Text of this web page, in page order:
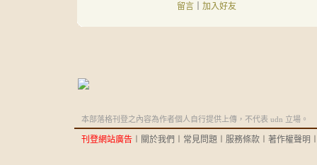
留言 ｜加入好友
本部落格刊登之內容為作者個人自行提供上傳，不代表 udn 立場。
刊登網站廣告 關於我們 常見問題 服務條款 著作權聲明